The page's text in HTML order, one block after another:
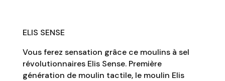
ELIS SENSE
Vous ferez sensation grâce ce moulins à sel
révolutionnaires Elis Sense. Première
génération de moulin tactile, le moulin Elis